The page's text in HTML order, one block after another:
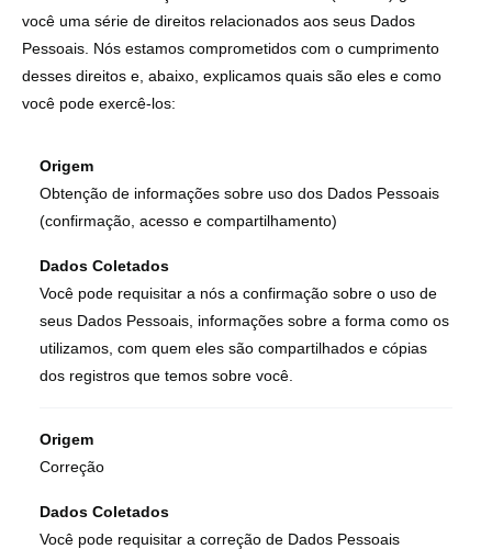
você uma série de direitos relacionados aos seus Dados
Pessoais. Nós estamos comprometidos com o cumprimento
desses direitos e, abaixo, explicamos quais são eles e como
você pode exercê-los:
Origem
Obtenção de informações sobre uso dos Dados Pessoais
(confirmação, acesso e compartilhamento)
Dados Coletados
Você pode requisitar a nós a confirmação sobre o uso de
seus Dados Pessoais, informações sobre a forma como os
utilizamos, com quem eles são compartilhados e cópias
dos registros que temos sobre você.
Origem
Correção
Dados Coletados
Você pode requisitar a correção de Dados Pessoais